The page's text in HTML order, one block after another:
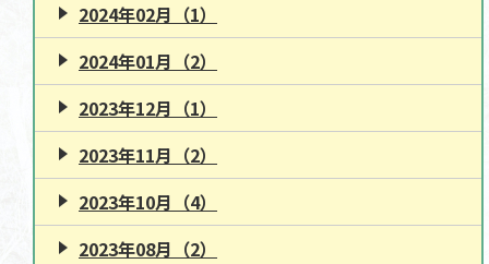
2024年02月（1）
2024年01月（2）
2023年12月（1）
2023年11月（2）
2023年10月（4）
2023年08月（2）